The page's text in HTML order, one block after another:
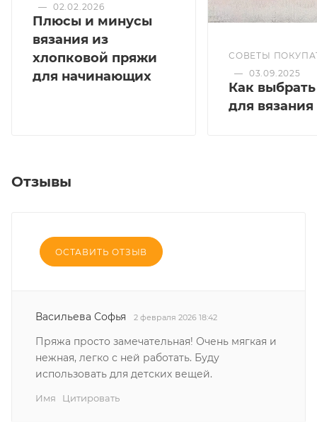
— 02.02.2026
Плюсы и минусы
вязания из
хлопковой пряжи
для начинающих
СОВЕТЫ
— 03.09.2025
Как
для вязания
Отзывы
ОСТАВИТЬ ОТЗЫВ
Васильева Софья 2 февраля 2026 18:42
Пряжа просто замечательная! Очень мягкая и
нежная, легко с ней работать. Буду
использовать для детских вещей.
Имя Цитировать